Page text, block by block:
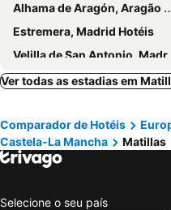
Alhama de Aragón, Aragão Hotéis
Estremera, Madrid Hotéis
Velilla de San Antonio, Madrid Hotéis
Rascafría, Madrid Hotéis
Garganta de los Montes, Madrid Hotéis
San Fernando de Henares, Madrid Hotéis
Milagros, Castela e Leão Hotéis
Ciudad Real, Castela-La Mancha Hotéis
Ver todas as estadias em
Comparador de Hotéis
Castela-La Mancha
Matillas
Selecione o seu país